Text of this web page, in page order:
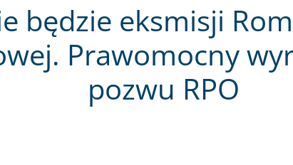
będzie eksmisji
Prawomocny
pozwu RPO